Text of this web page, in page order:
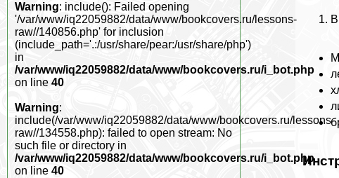
Warning: include(): Failed opening
'/var/www/iq22059882/data/www/bookcovers.ru/lessons-
raw//140856.php' for inclusion
(include_path='.:/usr/share/pear:/usr/share/php')
in
/var/www/iq22059882/data/www/bookcovers.ru/i_bot.php
on line 40
Warning:
include(/var/www/iq22059882/data/www/bookcovers.ru/lessons-
raw//134558.php): failed to open stream: No
such file or directory in
/var/www/iq22059882/data/www/bookcovers.ru/i_bot.php
on line 40